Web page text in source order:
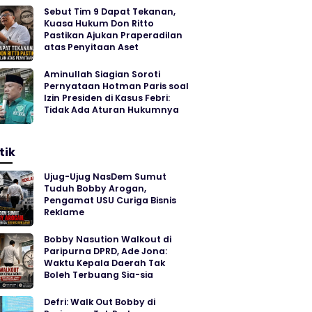
Sebut Tim 9 Dapat Tekanan,
Kuasa Hukum Don Ritto
Pastikan Ajukan Praperadilan
atas Penyitaan Aset
Aminullah Siagian Soroti
Pernyataan Hotman Paris soal
Izin Presiden di Kasus Febri:
Tidak Ada Aturan Hukumnya
Ujug-Ujug NasDem Sumut
Tuduh Bobby Arogan,
Pengamat USU Curiga Bisnis
Reklame
Bobby Nasution Walkout di
Paripurna DPRD, Ade Jona:
Waktu Kepala Daerah Tak
Boleh Terbuang Sia-sia
Defri: Walk Out Bobby di